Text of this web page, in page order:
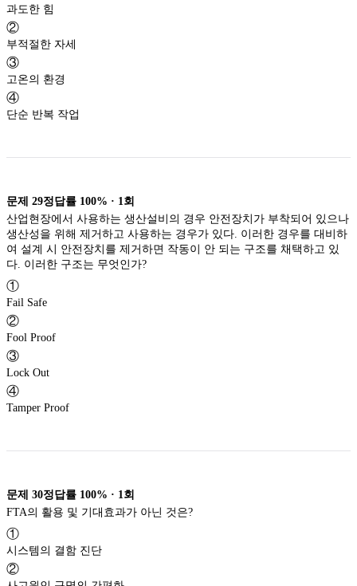
과도한 힘
②
부적절한 자세
③
고온의 환경
④
단순 반복 작업
문제 29정답률 100% · 1 회
산업현장에서 사용하는 생산설비의 경우 안전장치가 부착되어 있으나
생산성을 위해 제거하고 사용하는 경우가 있다. 이러한 경우를 대비하
여 설계 시 안전장치를 제거하면 작동이 안 되는 구조를 채택하고 있
다. 이러한 구조는 무엇인가?
①
Fail Safe
②
Fool Proof
③
Lock Out
④
Tamper Proof
문제 30정답률 100% · 1 회
FTA의 활용 및 기대효과가 아닌 것은?
①
시스템의 결함 진단
②